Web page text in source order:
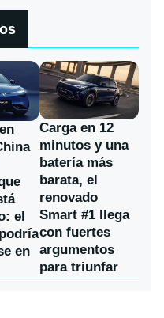
el
en
Carga en 12
minutos y una
batería más
barata, el
renovado
Smart #1 llega
con fuertes
argumentos
para triunfar